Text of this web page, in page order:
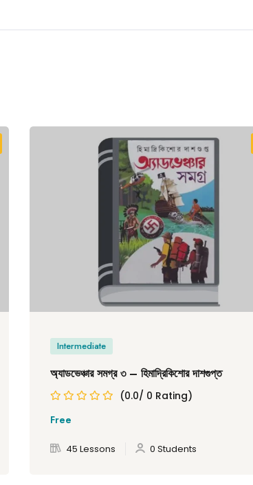
Intermediate
অ্যাডভেঞ্চার সমগ্র ৩ – হিমাদ্রিকিশোর দাশগুপ্ত
(0.0/ 0 Rating)
Free
45 Lessons 0 Students